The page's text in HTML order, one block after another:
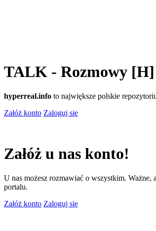
TALK - Rozmowy [H]
hyperreal.info to największe polskie
Załóż konto Zaloguj się
Załóż u nas konto!
U nas możesz rozmawiać o wszystkim. Ważne,
portalu.
Załóż konto Zaloguj się